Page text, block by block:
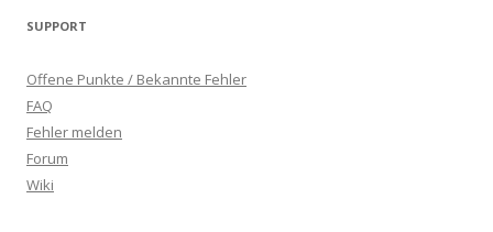
SUPPORT
Offene Punkte / Bekannte Fehler
FAQ
Fehler melden
Forum
Wiki